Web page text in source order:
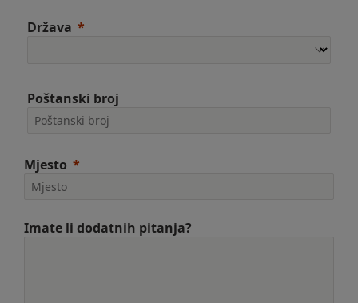
Država
Poštanski broj
Mjesto
Imate li dodatnih pitanja?